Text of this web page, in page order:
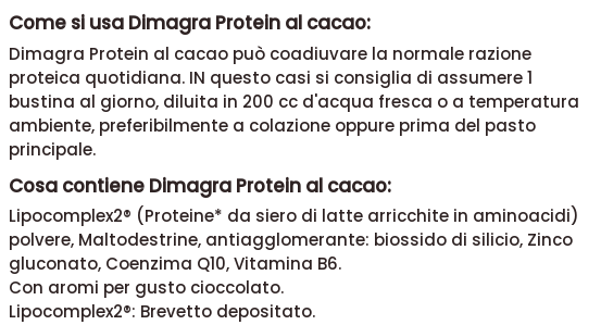
Come si usa Dimagra Protein al cacao:
Dimagra Protein al cacao può coadiuvare la normale razione
proteica quotidiana. IN questo casi si consiglia di assumere 1
bustina al giorno, diluita in 200 cc d'acqua fresca o a temperatura
ambiente, preferibilmente a colazione oppure prima del pasto
principale.
Cosa contiene Dimagra Protein al cacao:
Lipocomplex2® (Proteine* da siero di latte arricchite in aminoacidi)
polvere, Maltodestrine, antiagglomerante: biossido di silicio, Zinco
gluconato, Coenzima Q10, Vitamina B6.
Con aromi per gusto cioccolato.
Lipocomplex2®: Brevetto depositato.